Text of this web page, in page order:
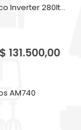
Freezer Horizontal Gafa Blanco Inverter 280lts FGHI300B-L
$ 131.500,00
AM740